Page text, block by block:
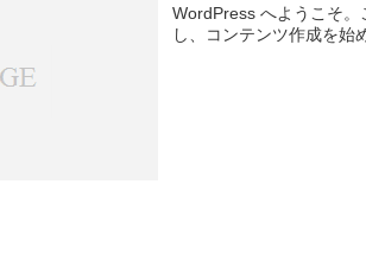
WordPress へようこそ
し、コンテンツ作成を始